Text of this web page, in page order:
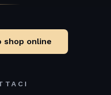
shop online